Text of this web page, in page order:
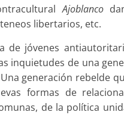
Ajoblanco
libertarios, etc.
de jóvenes
inquietudes de una
generación rebelde
formas de
de la política